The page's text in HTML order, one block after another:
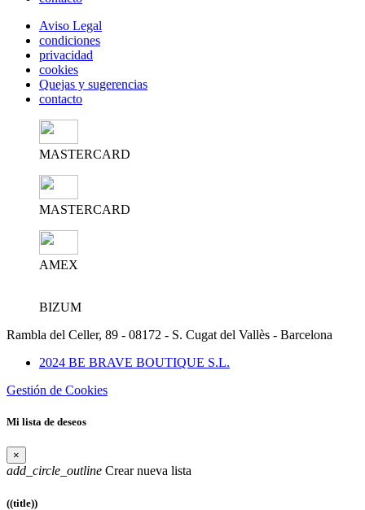
Aviso Legal
condiciones
privacidad
cookies
Quejas y sugerencias
contacto
MASTERCARD
MASTERCARD
AMEX
BIZUM
Rambla del Celler, 89 - 08172 - S. Cugat del Vallès - Barcelona
2024 BE BRAVE BOUTIQUE S.L.
Gestión de Cookies
Mi lista de deseos
×
add_circle_outline Crear nueva lista
((title))